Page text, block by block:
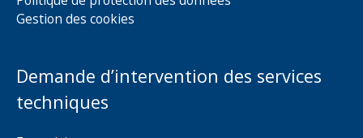
Gestion des cookies
Demande d’intervention des services
techniques